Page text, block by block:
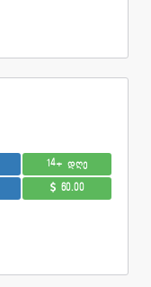
14+ დღე
60.00